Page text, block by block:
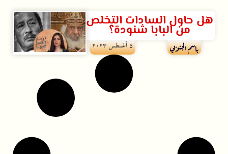
هل حاول السادات التخلص
من البابا شنودة؟
باسم الجنوبي ۵ أغسطس ۲۰۲۳